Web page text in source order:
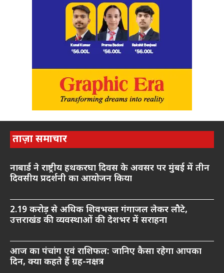
ताज़ा समाचार
नाबार्ड ने राष्ट्रीय हथकरघा दिवस के अवसर पर मुंबई में तीन
दिवसीय प्रदर्शनी का आयोजन किया
2.19 करोड़ से अधिक शिवभक्त गंगाजल लेकर लौटे,
उत्तराखंड की व्यवस्थाओं की देशभर में सराहना
आज का पंचांग एवं राशिफल: जानिए कैसा रहेगा आपका
दिन, क्या कहते हैं ग्रह-नक्षत्र